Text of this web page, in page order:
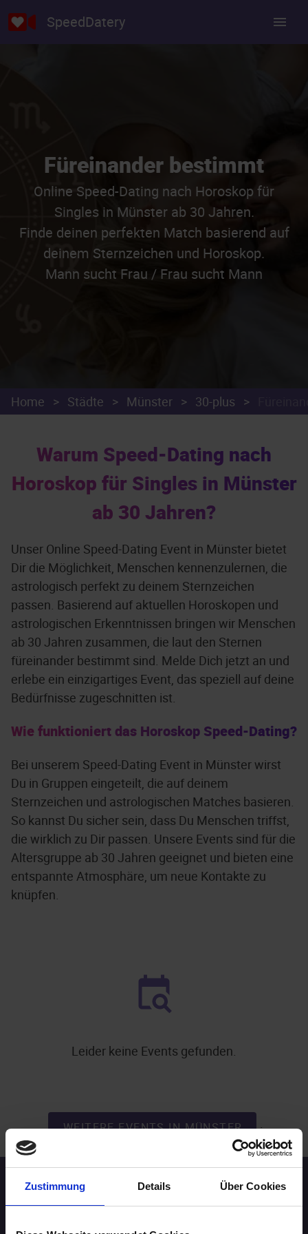
Zustimmung Details Über Cookies
SpeedDatery
Füreinander bestimmt
Online Speed-Dating nach Horoskop für
Singles in Münster ab 30 Jahren.
Finde deinen perfekten Match basierend auf
deinem Sternzeichen und Horoskop.
Mann sucht Frau / Frau sucht Mann
Home > Städte > Münster > 30-plus >
Warum Speed-Dating nach
Horoskop für Singles in Münster
ab 30 Jahren?
Unser Online Speed-Dating Event in Münster bietet
Dir die Möglichkeit, Menschen kennenzulernen, die
astrologisch perfekt zu deinem Sternzeichen
passen. Basierend auf aktuellen Horoskopen und
astrologischen Erkenntnissen bringen wir Menschen
ab 30 Jahren zusammen, die laut den Sternen
füreinander bestimmt sind. Melde Dich jetzt an und
erlebe ein einzigartiges Event, das speziell auf deine
Bedürfnisse zugeschnitten ist.
Wie funktioniert das Horoskop Speed-Dating?
Bei unserem Speed-Dating Event in Münster wirst
Du in Gruppen eingeteilt, die auf deinem
Sternzeichen und astrologischen Matches basieren.
So kannst Du sicher sein, dass Du Menschen triffst,
die wirklich zu Dir passen. Unsere Events sind für die
Altersgruppe ab 30 Jahren geeignet und bieten eine
entspannte Atmosphäre, um neue Kontakte zu
knüpfen.
Leider keine Events gefunden.
WEITERE EVENTS IN MÜNSTER .
Speed-Dating Events